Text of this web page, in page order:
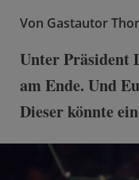
Von Gastautor
Unter Präsident
am Ende. Und
Dieser könnte